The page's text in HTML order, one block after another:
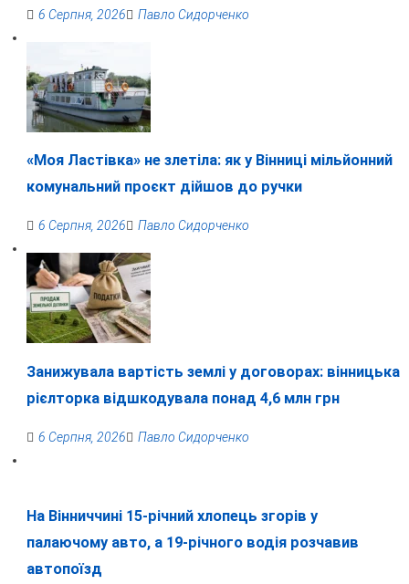
6 Серпня, 2026 Павло Сидорченко
«Моя Ластівка» не злетіла: як у Вінниці мільйонний
комунальний проєкт дійшов до ручки
6 Серпня, 2026 Павло Сидорченко
Занижувала вартість землі у договорах: вінницька
рієлторка відшкодувала понад 4,6 млн грн
6 Серпня, 2026 Павло Сидорченко
На Вінниччині 15-річний хлопець згорів у
палаючому авто, а 19-річного водія розчавив
автопоїзд